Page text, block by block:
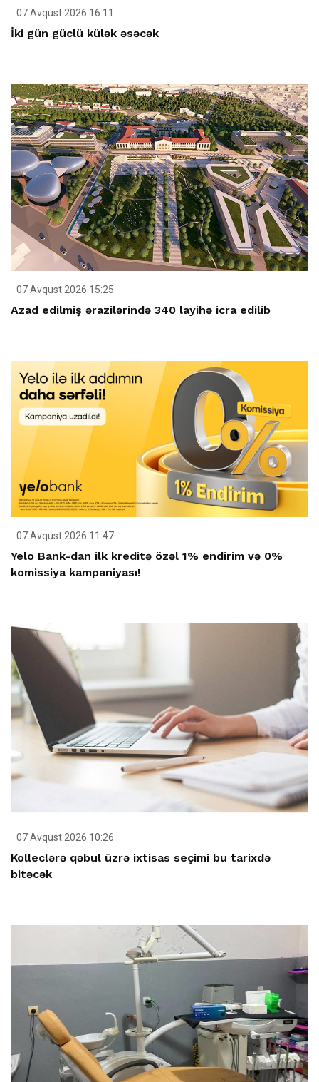
07 Avqust 2026 16:11
İki gün güclü külək əsəcək
07 Avqust 2026 15:25
Azad edilmiş ərazilərində 340 layihə icra edilib
07 Avqust 2026 11:47
Yelo Bank-dan ilk kreditə özəl 1% endirim və 0%
komissiya kampaniyası!
07 Avqust 2026 10:26
Kolleclərə qəbul üzrə ixtisas seçimi bu tarixdə
bitəcək